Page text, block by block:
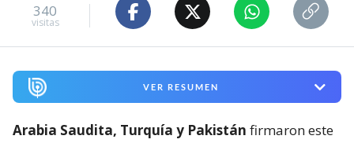
340
visitas
VER RESUMEN
Arabia Saudita, Turquía y Pakistán firmaron este